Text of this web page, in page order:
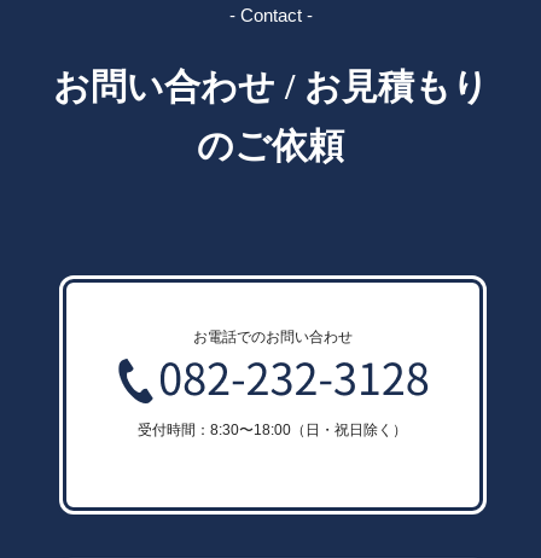
- Contact -
お問い合わせ / お見積もり
のご依頼
お電話でのお問い合わせ
受付時間：8:30〜18:00（日・祝日除く）